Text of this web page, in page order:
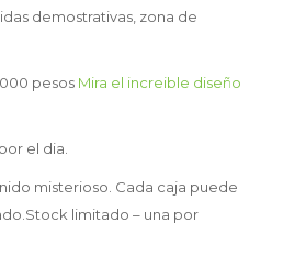
demostrativas, zona de
pesos Mira el increible diseño
el dia.
misterioso. Cada caja puede
limitado – una por